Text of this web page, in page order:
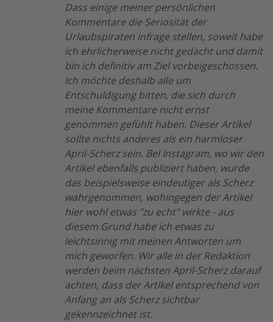
Dass einige meiner persönlichen
Kommentare die Seriosität der
Urlaubspiraten infrage stellen, soweit habe
ich ehrlicherweise nicht gedacht und damit
bin ich definitiv am Ziel vorbeigeschossen.
Ich möchte deshalb alle um
Entschuldigung bitten, die sich durch
meine Kommentare nicht ernst
genommen gefühlt haben. Dieser Artikel
sollte nichts anderes als ein harmloser
April-Scherz sein. Bei Instagram, wo wir den
Artikel ebenfalls publiziert haben, wurde
das beispielsweise eindeutiger als Scherz
wahrgenommen, wohingegen der Artikel
hier wohl etwas "zu echt" wirkte - aus
diesem Grund habe ich etwas zu
leichtsinnig mit meinen Antworten um
mich geworfen. Wir alle in der Redaktion
werden beim nächsten April-Scherz darauf
achten, dass der Artikel entsprechend von
Anfang an als Scherz sichtbar
gekennzeichnet ist.